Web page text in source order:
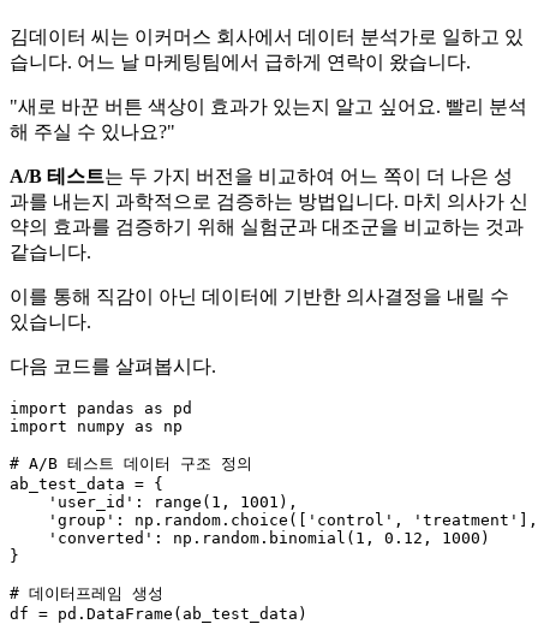
김데이터 씨는 이커머스 회사에서 데이터 분석가로 일하고 있
습니다. 어느 날 마케팅팀에서 급하게 연락이 왔습니다.
"새로 바꾼 버튼 색상이 효과가 있는지 알고 싶어요. 빨리 분석
해 주실 수 있나요?"
A/B 테스트는 두 가지 버전을 비교하여 어느 쪽이 더 나은 성
과를 내는지 과학적으로 검증하는 방법입니다. 마치 의사가 신
약의 효과를 검증하기 위해 실험군과 대조군을 비교하는 것과
같습니다.
이를 통해 직감이 아닌 데이터에 기반한 의사결정을 내릴 수
있습니다.
다음 코드를 살펴봅시다.
import pandas as
import numpy as np
# A/B 테스트 데이터 구조 정의
ab_test_data = {
'user_id' : range ( 1 , 1001 ),
'group' : np.random.choice([ 'control' , 'treatment'
'converted' : np.random.binomial( 1 , 0.12 , 1000 )
}
# 데이터프레임 생성
df = pd.DataFrame(ab_test_data)